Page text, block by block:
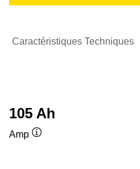
Caractéristiques Techniques
105 Ah
Amp